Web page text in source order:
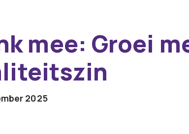
mee: Groei
2025